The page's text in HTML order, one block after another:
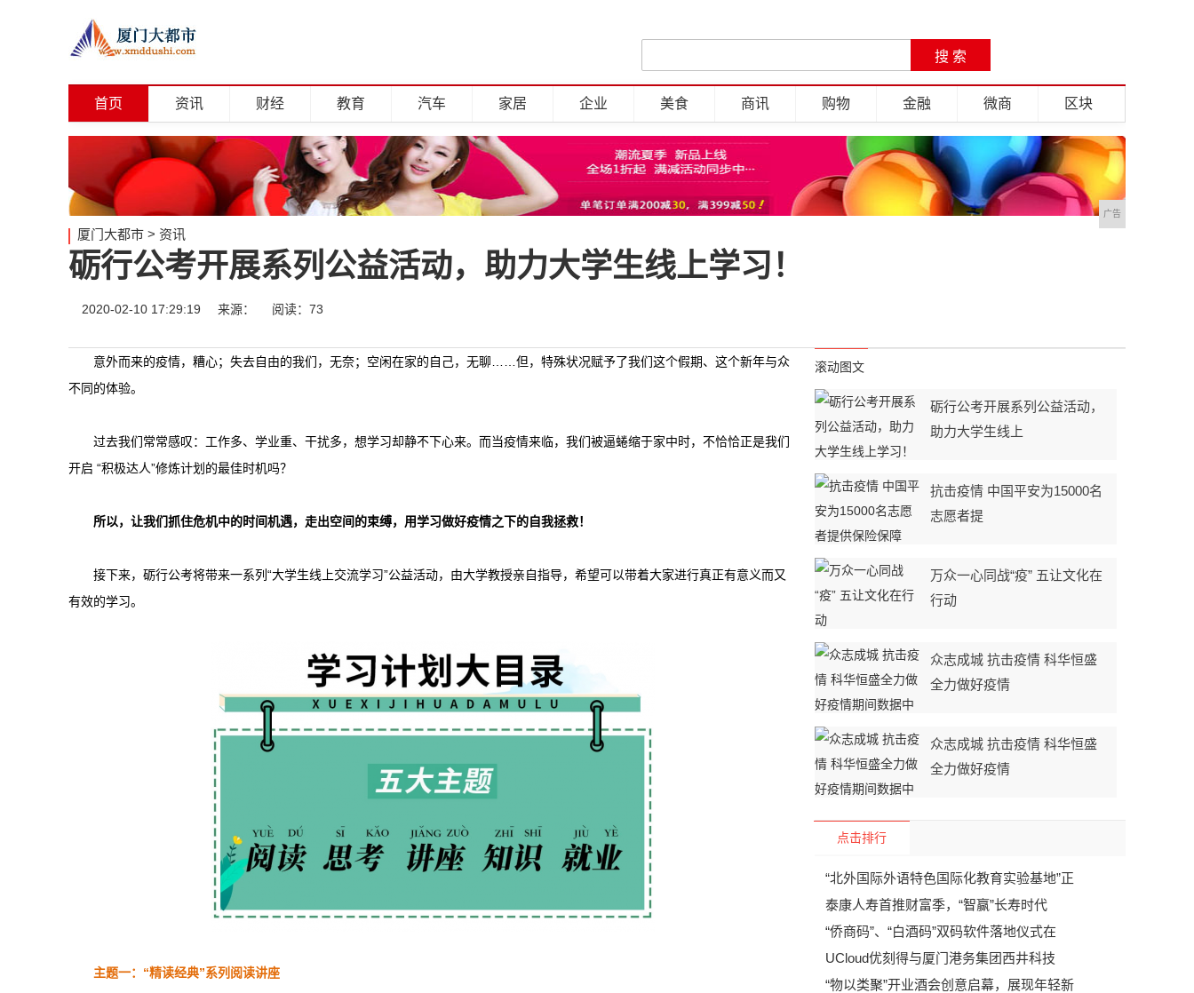
首页 资讯 财经 教育 汽车 家居 企业 美食 商讯 购物 金融 微商 区块
广告
厦门大都市 > 资讯
砺行公考开展系列公益活动，助力大学生线上学习！
2020-02-10 17:29:19 来源： 阅读：73
意外而来的疫情，糟心；失去自由的我们，无奈；空闲在家的自己，无聊……但，特殊状况赋予了我们这个假期、这个新年与众
不同的体验。
过去我们常常感叹：工作多、学业重、干扰多，想学习却静不下心来。而当疫情来临，我们被逼蜷缩于家中时，不恰恰正是我们
开启 “积极达人”修炼计划的最佳时机吗？
所以，让我们抓住危机中的时间机遇，走出空间的束缚，用学习做好疫情之下的自我拯救！
接下来，砺行公考将带来一系列“大学生线上交流学习”公益活动，由大学教授亲自指导，希望可以带着大家进行真正有意义而又
有效的学习。
主题一：“精读经典”系列阅读讲座
滚动图文
砺行公考开展系列公益活动，
助力大学生线上
抗击疫情 中国平安为15000名
志愿者提
万众一心同战“疫” 五让文化在
行动
众志成城 抗击疫情 科华恒盛
全力做好疫情
众志成城 抗击疫情 科华恒盛
全力做好疫情
点击排行
“北外国际外语特色国际化教育实验基地”正
泰康人寿首推财富季，“智赢”长寿时代
“侨商码”、“白酒码”双码软件落地仪式在
UCloud优刻得与厦门港务集团西井科技
“物以类聚”开业酒会创意启幕，展现年轻新